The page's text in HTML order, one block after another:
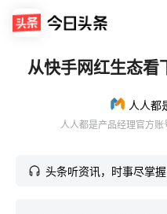
从快手网红生态看
头条听资讯，时事尽掌握